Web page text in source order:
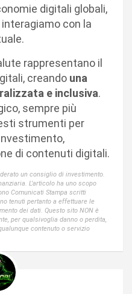
digitali globali,
con la
rappresentano il
creando una
e inclusiva.
sempre più
strumenti per
di contenuti digitali.
un consiglio di investimento.
L'articolo ha uno scopo
Comunicati Stampa scritti
tenuti pertanto a effettuare le
dei dati. Questo sito NON è
per qualsivoglia danno o perdita,
contenuto o servizio